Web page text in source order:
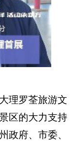
理罗荃旅游文
区的大力支持
政府、市委、